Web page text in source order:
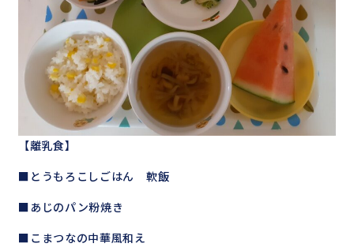
【離乳食】
■とうもろこしごはん 軟飯
■あじのパン粉焼き
■こまつなの中華風和え